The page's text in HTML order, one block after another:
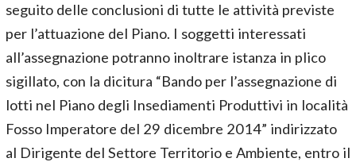
seguito delle conclusioni di tutte le attività previste
per l’attuazione del Piano. I soggetti interessati
all’assegnazione potranno inoltrare istanza in plico
sigillato, con la dicitura “Bando per l’assegnazione di
lotti nel Piano degli Insediamenti Produttivi in località
Fosso Imperatore del 29 dicembre 2014” indirizzato
al Dirigente del Settore Territorio e Ambiente, entro il